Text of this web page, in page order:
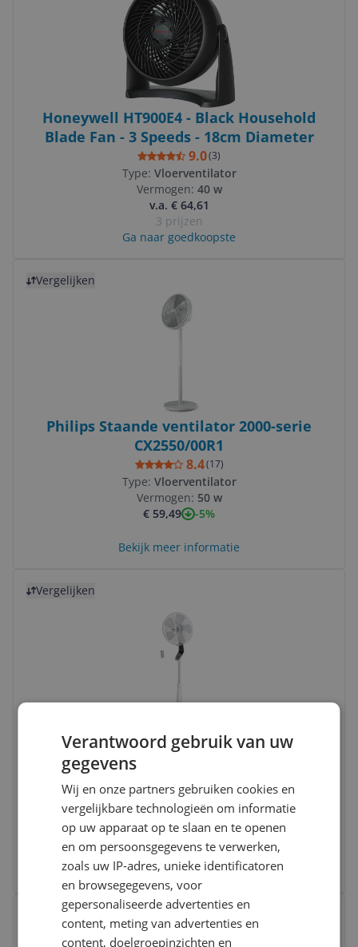
Honeywell HT900E4 - Black Household
Blade Fan - 3 Speeds - 18cm Diameter
9.0(3)
Type: Vloerventilator
Vermogen: 40 w
v.a. € 64,61
3 prijzen
Ga naar goedkoopste
Vergelijken
Philips Staande ventilator 2000-serie
CX2550/00R1
8.4(17)
Type: Vloerventilator
Vermogen: 50 w
€ 59,49
-5%
Bekijk meer informatie
Vergelijken
Rowenta Turbo Silence Extreme VU5690 -
Statiefventilator - Zwart/Wit
Afstandsbediening:Ja
Type:Vloerventilator
Vermogen:34 w
v.a. € 107,99
2 prijzen
Ga naar goedkoopste
Vergelijken
Bekijk product
Verantwoord gebruik van uw
gegevens
Wij en onze partners gebruiken cookies en
vergelijkbare technologieën om informatie
op uw apparaat op te slaan en te openen
en om persoonsgegevens te verwerken,
zoals uw IP-adres, unieke identificatoren
en browsegegevens, voor
gepersonaliseerde advertenties en
content, meting van advertenties en
content, doelgroepinzichten en